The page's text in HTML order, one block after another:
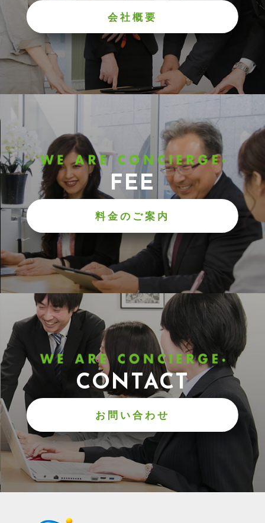
会社概要
FEE
料金のご案内
CONTACT
お問い合わせ